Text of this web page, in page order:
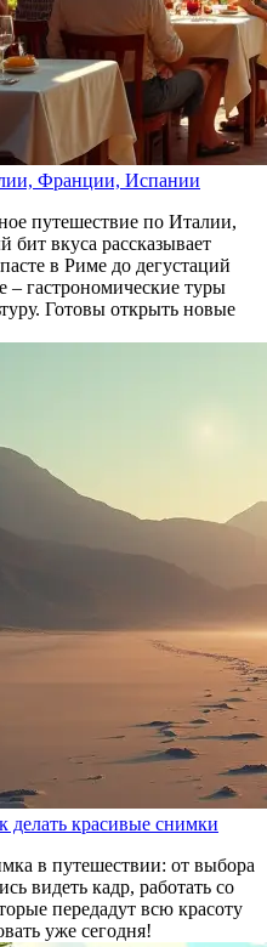
Франции, Испании
путешествие по Италии,
вкуса рассказывает
в Риме до дегустаций
гастрономические туры
Готовы открыть новые
делать красивые снимки
в путешествии: от выбора
видеть кадр, работать со
передадут всю красоту
уже сегодня!